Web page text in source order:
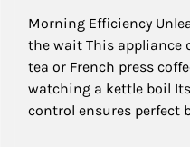
Morning Efficiency
the wait This appliance
tea or French press
watching a kettle boil
control ensures perfect